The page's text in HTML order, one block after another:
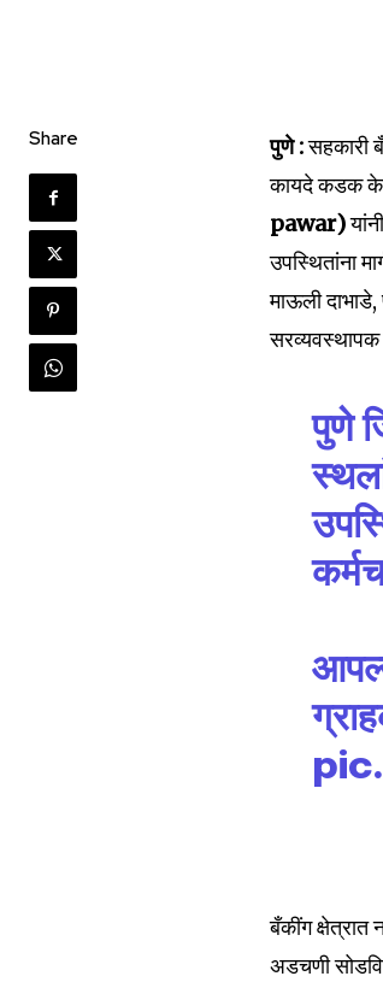
Join
won't spam
Share पुणे :सहकारी
कायदे कडक
pawar)
उपस्थितांना
माऊली
पुणे
बँकींग क्षेत्रात
अडचणी